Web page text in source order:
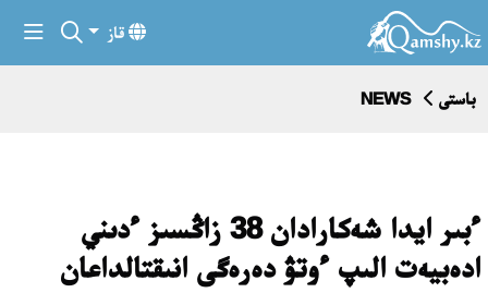
قاز
باستى NEWS
ءبىر ايدا شەكارادان 38 زاڭسىز ءدىني
ادەبيەت الىپ ءوتۋ دەرەگى انىقتالداعان